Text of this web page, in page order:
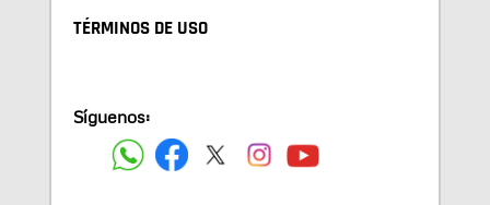
TÉRMINOS DE USO
Síguenos: